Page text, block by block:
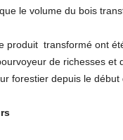
le volume du bois
transformé ont
de richesses et
forestier depuis le début